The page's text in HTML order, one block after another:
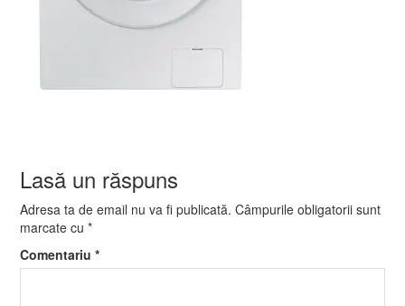
Lasă un răspuns
Adresa ta de email nu va fi publicată. Câmpurile obligatorii sunt
marcate cu*
Comentariu*